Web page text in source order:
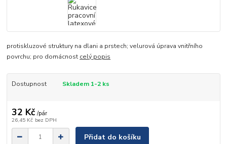
protiskluzové struktury na dlani a prstech; velurová úprava vnitřního
povrchu; pro domácnost celý popis
Dostupnost Skladem 1-2 ks
32 Kč /pár
26,45 Kč bez DPH
Přidat do košíku